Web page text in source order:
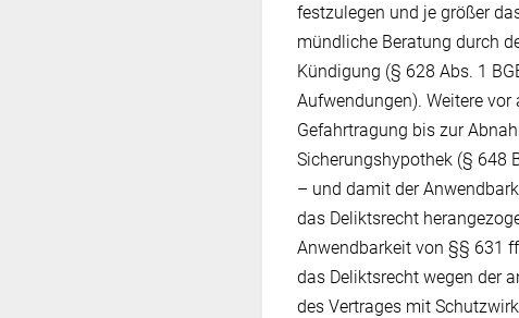
festzulegen und je größer
mündliche Beratung durch
Kündigung (§ 628 Abs. 1
Aufwendungen). Weitere
Gefahrtragung bis zur
Sicherungshypothek (§ 648
– und damit der
das Deliktsrecht
Anwendbarkeit von §§ 631
das Deliktsrecht wegen der
des Vertrages mit